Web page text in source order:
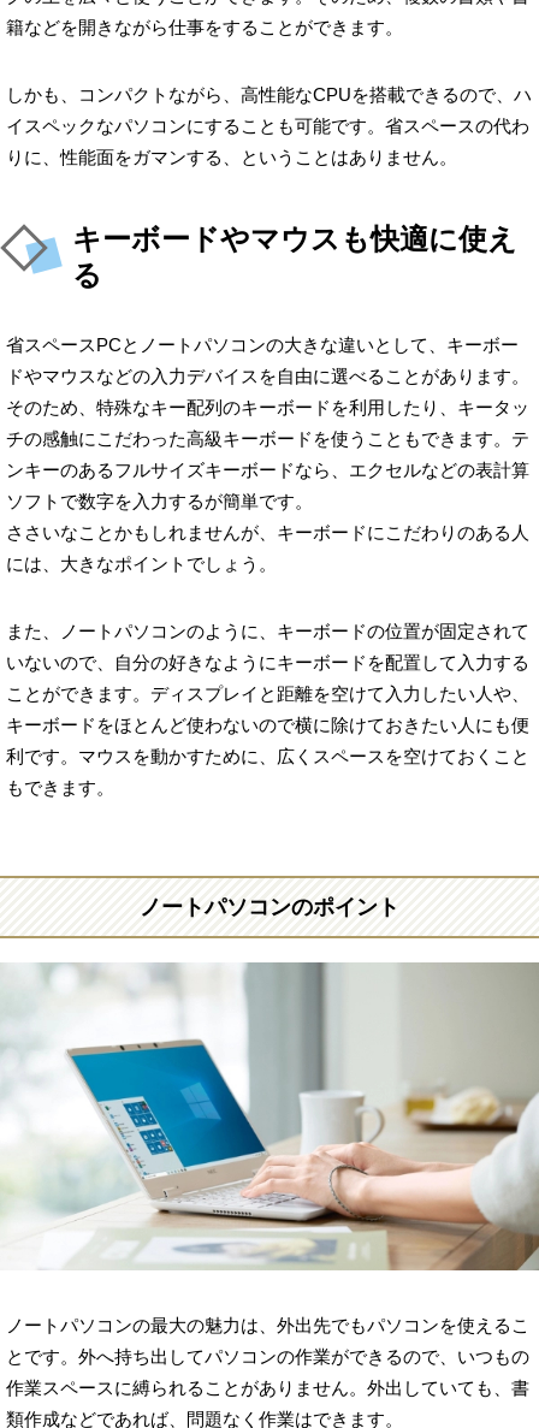
籍などを開きながら仕事をすることができます。
しかも、コンパクトながら、高性能なCPUを搭載できるので、ハ
イスペックなパソコンにすることも可能です。省スペースの代わ
りに、性能面をガマンする、ということはありません。
キーボードやマウスも快適に使え
る
省スペースPCとノートパソコンの大きな違いとして、キーボー
ドやマウスなどの入力デバイスを自由に選べることがあります。
そのため、特殊なキー配列のキーボードを利用したり、キータッ
チの感触にこだわった高級キーボードを使うこともできます。テ
ンキーのあるフルサイズキーボードなら、エクセルなどの表計算
ソフトで数字を入力するが簡単です。
ささいなことかもしれませんが、キーボードにこだわりのある人
には、大きなポイントでしょう。
また、ノートパソコンのように、キーボードの位置が固定されて
いないので、自分の好きなようにキーボードを配置して入力する
ことができます。ディスプレイと距離を空けて入力したい人や、
キーボードをほとんど使わないので横に除けておきたい人にも便
利です。マウスを動かすために、広くスペースを空けておくこと
もできます。
ノートパソコンのポイント
ノートパソコンの最大の魅力は、外出先でもパソコンを使えるこ
とです。外へ持ち出してパソコンの作業ができるので、いつもの
作業スペースに縛られることがありません。外出していても、書
類作成などであれば、問題なく作業はできます。